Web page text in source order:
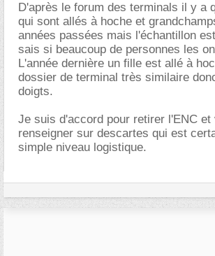
D'après le forum des terminals il y a
qui sont allés à hoche et
années passées mais l'échantillon
sais si beaucoup de personnes les
L'année dernière un fille est allé à
dossier de terminal très similaire
doigts.
Je suis d'accord pour retirer l'ENC et
renseigner sur descartes qui est
simple niveau logistique.